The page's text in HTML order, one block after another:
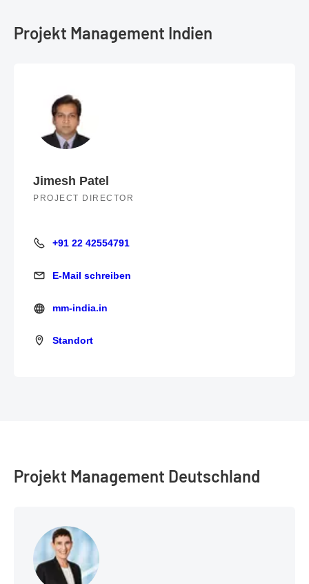
Projekt Management Indien
Jimesh Patel
PROJECT DIRECTOR
+91 22 42554791
+91 22 42554791
E-Mail schreiben
E-Mail schreiben
mm-india.in
mm-india.in
Standort
Standort
Projekt Management Deutschland